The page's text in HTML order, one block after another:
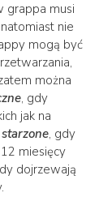
grappa musi
nie
mogą być
można
, gdy
jak na
starzone, gdy
miesięcy
dojrzewają